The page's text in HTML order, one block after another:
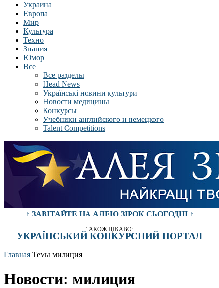
Украина
Европа
Мир
Культура
Техно
Знания
Юмор
Все
Все разделы
Head News
Українські новини культури
Новости медицины
Конкурсы
Учебники английского и немецкого
Talent Competitions
↑ ЗАВІТАЙТЕ НА АЛЕЮ ЗІРОК СЬОГОДНІ ↑
ТАКОЖ ЦІКАВО:
УКРАЇНСЬКИЙ КОНКУРСНИЙ ПОРТАЛ
Главная Темы милиция
Новости: милиция